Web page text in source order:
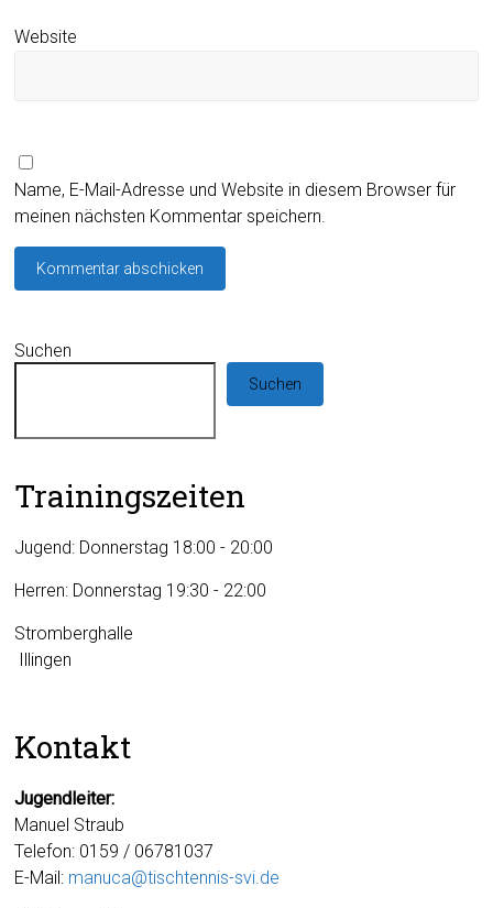
Website
Name, E-Mail-Adresse und Website in diesem Browser für
meinen nächsten Kommentar speichern.
Suchen
Suchen
Trainingszeiten
Jugend: Donnerstag 18:00 - 20:00
Herren: Donnerstag 19:30 - 22:00
Stromberghalle
Illingen
Kontakt
Jugendleiter:
Manuel Straub
Telefon: 0159 / 06781037
E-Mail: manuca@tischtennis-svi.de